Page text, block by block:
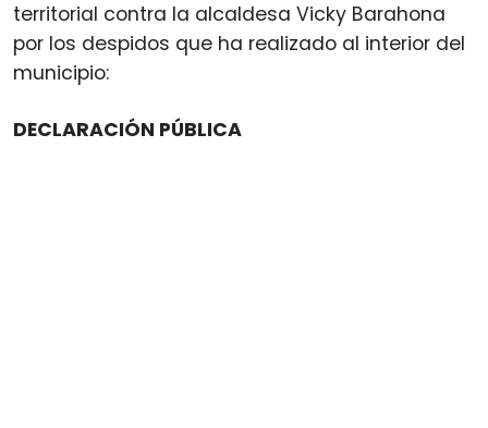
territorial contra la alcaldesa Vicky Barahona
por los despidos que ha realizado al interior del
municipio:
DECLARACIÓN PÚBLICA